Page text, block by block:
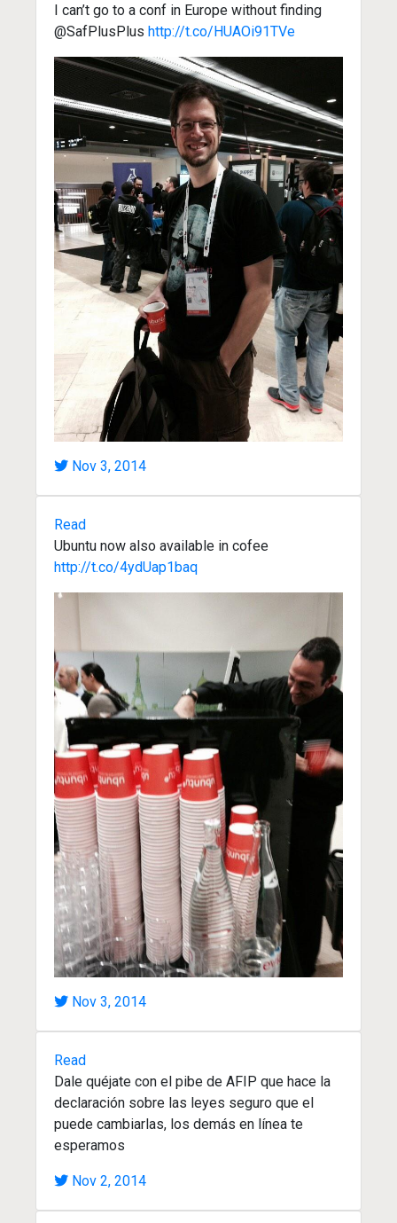
I can’t go to a conf in Europe without finding
@SafPlusPlus http://t.co/HUAOi91TVe
Nov 3, 2014
Read
Ubuntu now also available in cofee
http://t.co/4ydUap1baq
Nov 3, 2014
Read
Dale quéjate con el pibe de AFIP que hace la
declaración sobre las leyes seguro que el
puede cambiarlas, los demás en línea te
esperamos
Nov 2, 2014